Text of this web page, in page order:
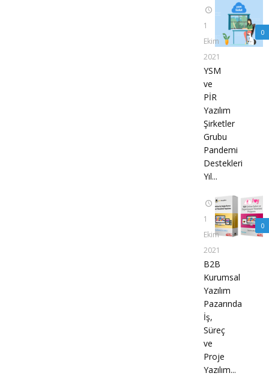
0
1
Ekim
2021
YSM
ve
PİR
Yazılım
Şirketler
Grubu
Pandemi
Destekleri
Yıl...
0
1
Ekim
2021
B2B
Kurumsal
Yazılım
Pazarında
İş,
Süreç
ve
Proje
Yazılım...